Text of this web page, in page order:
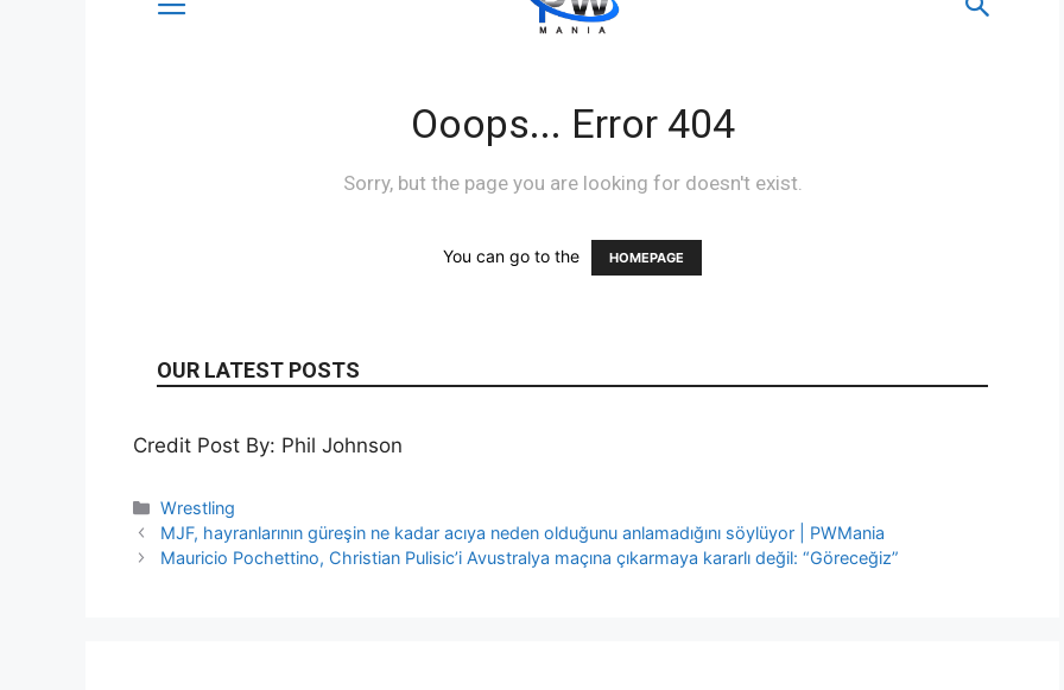
Credit Post By: Phil Johnson
Categories
Wrestling
MJF, hayranlarının güreşin ne kadar acıya neden olduğunu anlamadığını söylüyor | PWMania
Mauricio Pochettino, Christian Pulisic’i Avustralya maçına çıkarmaya kararlı değil: “Göreceğiz”